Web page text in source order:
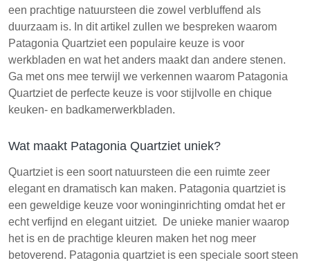
een prachtige natuursteen die zowel verbluffend als
duurzaam is. In dit artikel zullen we bespreken waarom
Patagonia Quartziet een populaire keuze is voor
werkbladen en wat het anders maakt dan andere stenen.
Ga met ons mee terwijl we verkennen waarom Patagonia
Quartziet de perfecte keuze is voor stijlvolle en chique
keuken- en badkamerwerkbladen.
Wat maakt Patagonia Quartziet uniek?
Quartziet is een soort natuursteen die een ruimte zeer
elegant en dramatisch kan maken. Patagonia quartziet is
een geweldige keuze voor woninginrichting omdat het er
echt verfijnd en elegant uitziet. De unieke manier waarop
het is en de prachtige kleuren maken het nog meer
betoverend. Patagonia quartziet is een speciale soort steen